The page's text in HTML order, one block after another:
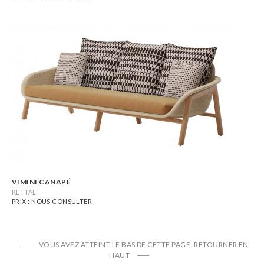
VIMINI CANAPÉ
KETTAL
PRIX : NOUS CONSULTER
VOUS AVEZ ATTEINT LE BAS DE CETTE PAGE. RETOURNER EN
HAUT